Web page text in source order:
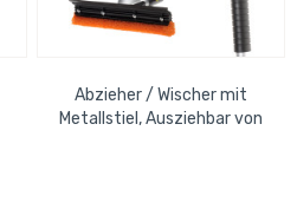
Abzieher / Wischer mit
Metallstiel, Ausziehbar von